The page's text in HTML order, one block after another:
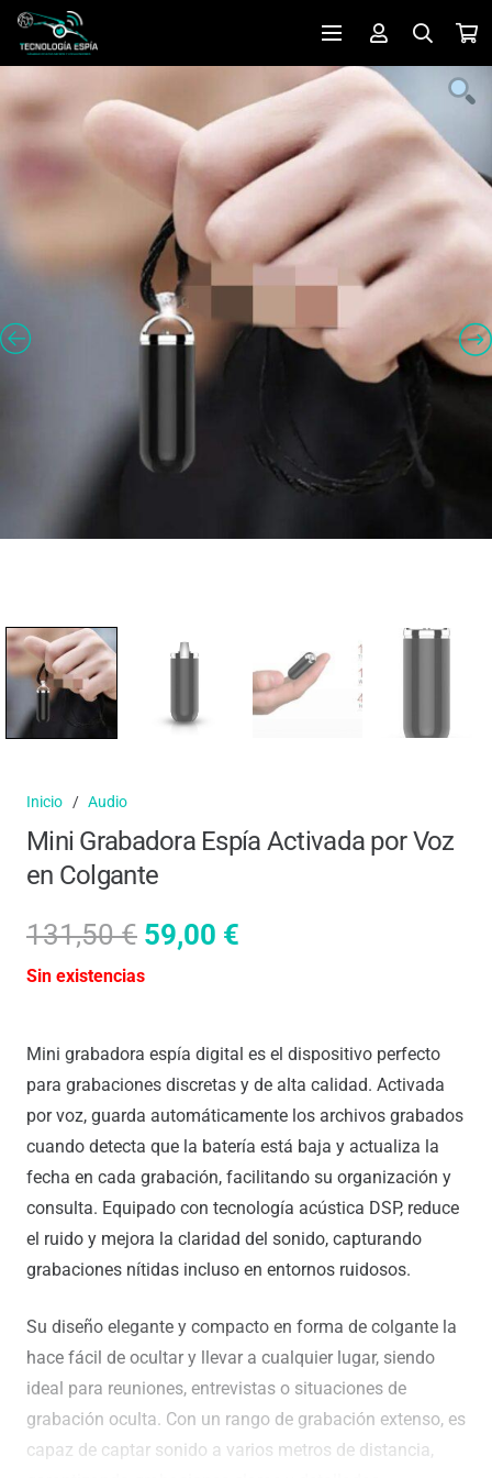
Inicio / Audio
Mini Grabadora Espía Activada por Voz
en Colgante
131,50€ El
precio
131,50 €.
59,00 €
59,00 €.
Sin existencias
Mini grabadora espía digital es el dispositivo perfecto
para grabaciones discretas y de alta calidad. Activada
por voz, guarda automáticamente los archivos grabados
cuando detecta que la batería está baja y actualiza la
fecha en cada grabación, facilitando su organización y
consulta. Equipado con tecnología acústica DSP, reduce
el ruido y mejora la claridad del sonido, capturando
grabaciones nítidas incluso en entornos ruidosos.
Su diseño elegante y compacto en forma de colgante la
hace fácil de ocultar y llevar a cualquier lugar, siendo
ideal para reuniones, entrevistas o situaciones de
grabación oculta. Con un rango de grabación extenso, es
capaz de captar sonido a varios metros de distancia,